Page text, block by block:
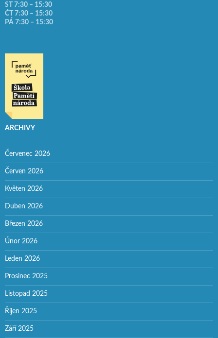
ST 7:30 – 15:30
ČT 7:30 – 15:30
PÁ 7:30 – 15:30
ARCHIVY
Červenec 2026
Červen 2026
Květen 2026
Duben 2026
Březen 2026
Únor 2026
Leden 2026
Prosinec 2025
Listopad 2025
Říjen 2025
Září 2025